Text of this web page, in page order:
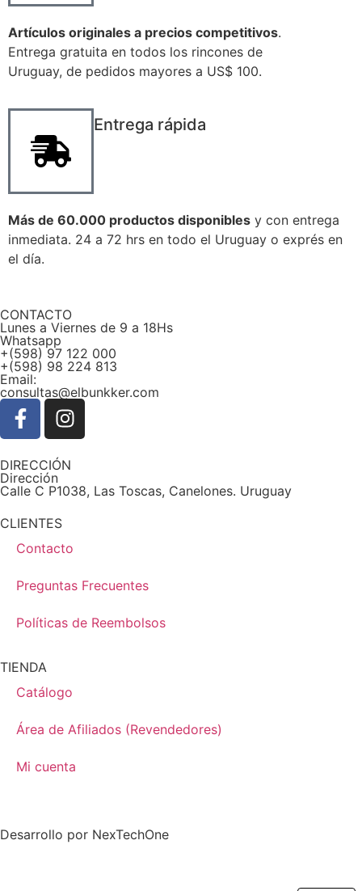
Artículos originales a precios competitivos.
Entrega gratuita en todos los rincones de
Uruguay, de pedidos mayores a US$ 100.
Entrega rápida
Más de 60.000 productos disponibles y con entrega
inmediata. 24 a 72 hrs en todo el Uruguay o exprés en
el día.
CONTACTO
Lunes a Viernes de 9 a 18Hs
Whatsapp
+(598) 97 122 000
+(598) 98 224 813
Email:
consultas@elbunkker.com
DIRECCIÓN
Dirección
Calle C P1038, Las Toscas, Canelones. Uruguay
CLIENTES
Contacto
Preguntas Frecuentes
Políticas de Reembolsos
TIENDA
Catálogo
Área de Afiliados (Revendedores)
Mi cuenta
Desarrollo por NexTechOne